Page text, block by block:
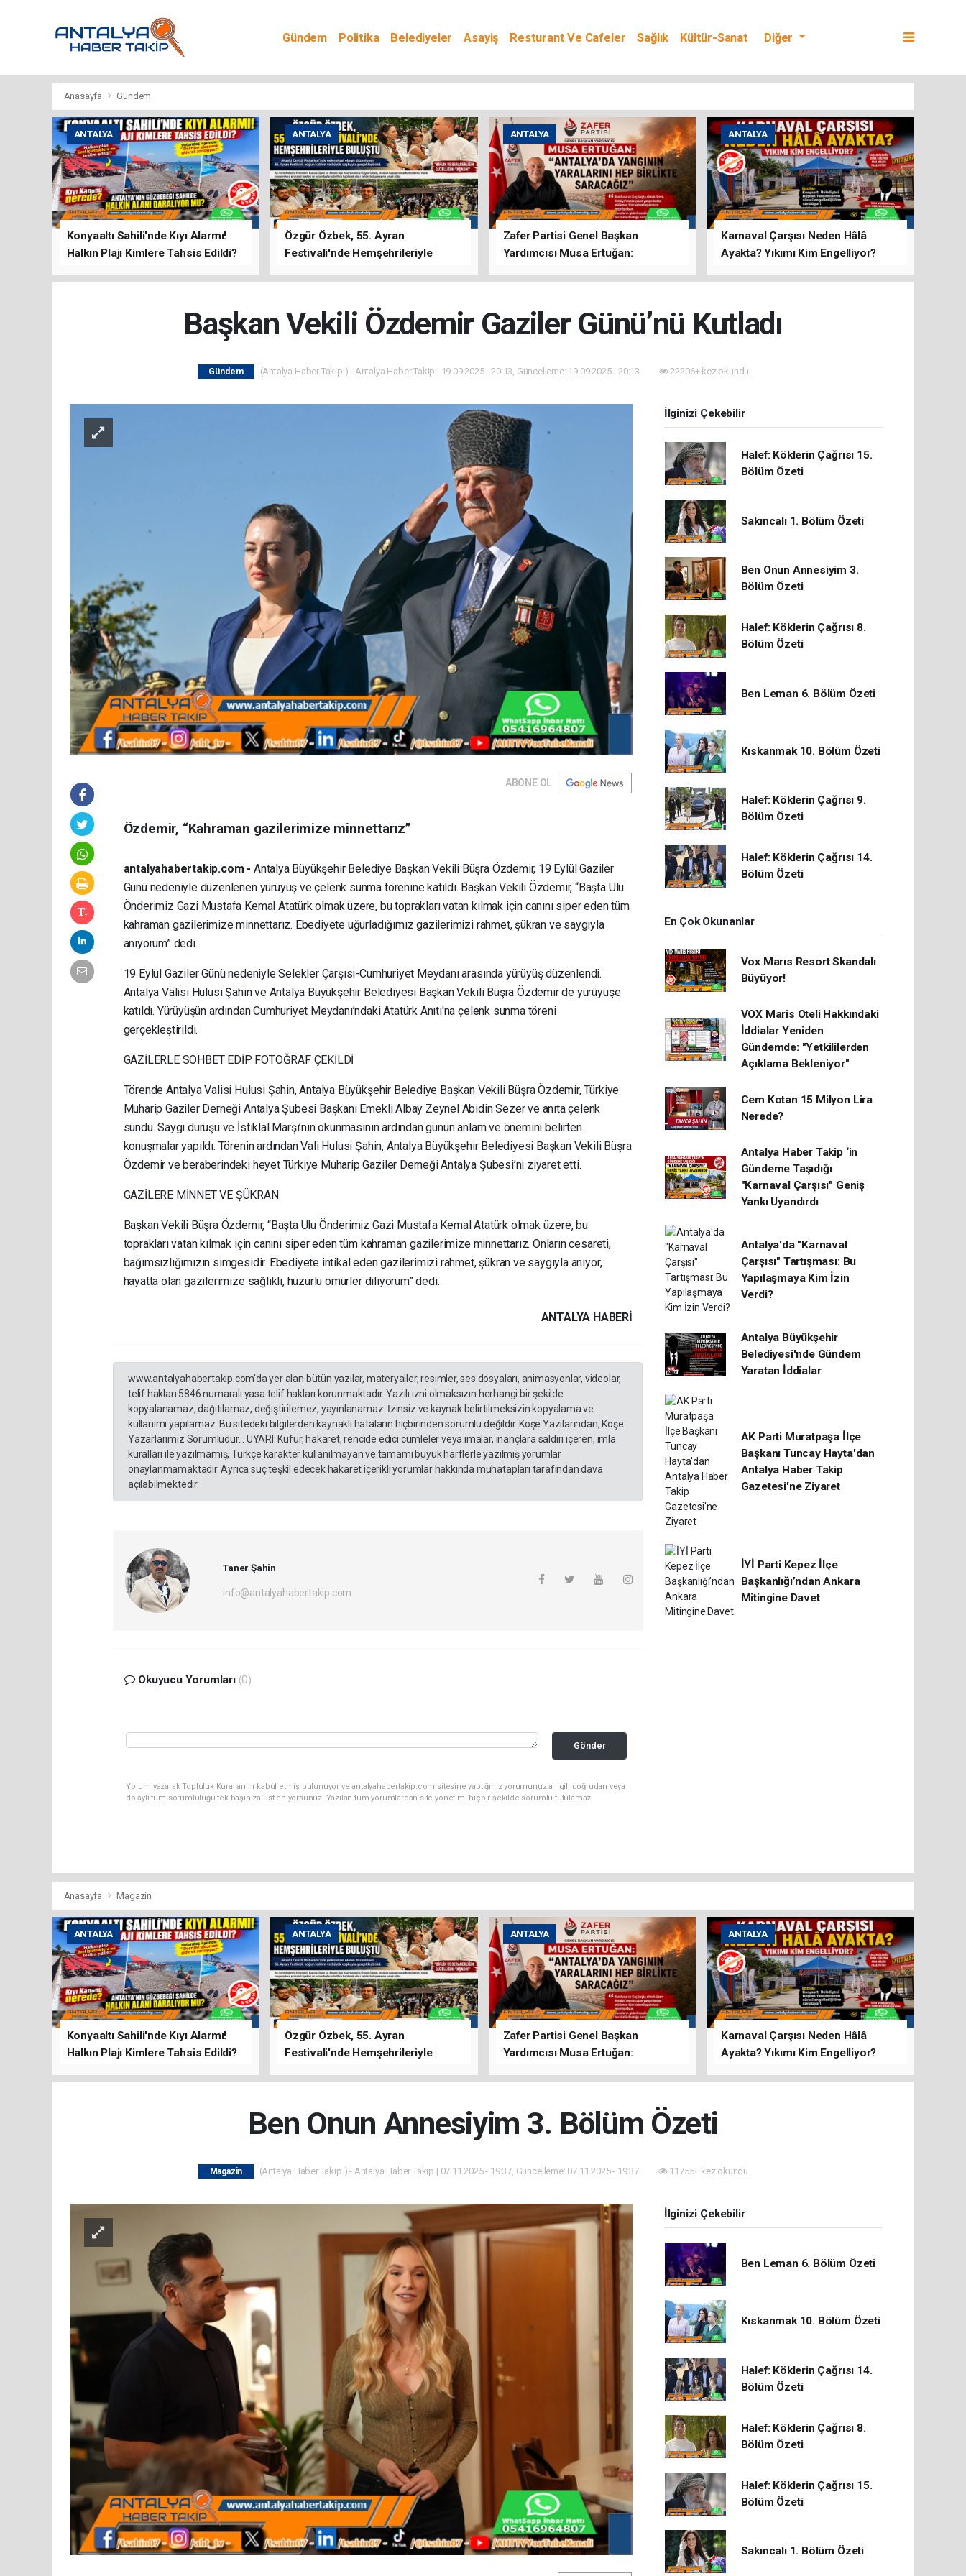
Gündem Politika Belediyeler Asayiş Resturant Ve Cafeler Sağlık
Kültür-Sanat
Diğer
Anasayfa Gündem
ANTALYA
Konyaaltı Sahili'nde Kıyı Alarmı!
Halkın Plajı Kimlere Tahsis Edildi?
ANTALYA
Özgür Özbek, 55. Ayran
Festivali'nde Hemşehrileriyle
ANTALYA
Zafer Partisi Genel Başkan
Yardımcısı Musa Ertuğan:
ANTALYA
Karnaval Çarşısı Neden Hâlâ
Ayakta? Yıkımı Kim Engelliyor?
Başkan Vekili Özdemir Gaziler Günü’nü Kutladı
Gündem (Antalya Haber Takip ) - Antalya Haber Takip | 19.09.2025 - 20:13, Güncelleme: 19.09.2025 - 20:13 22206+ kez okundu.
ABONE OL
Özdemir, “Kahraman gazilerimize minnettarız”
antalyahabertakip.com - Antalya Büyükşehir Belediye Başkan Vekili Büşra Özdemir, 19 Eylül Gaziler
Günü nedeniyle düzenlenen yürüyüş ve çelenk sunma törenine katıldı. Başkan Vekili Özdemir, “Başta Ulu
Önderimiz Gazi Mustafa Kemal Atatürk olmak üzere, bu toprakları vatan kılmak için canını siper eden tüm
kahraman gazilerimize minnettarız. Ebediyete uğurladığımız gazilerimizi rahmet, şükran ve saygıyla
anıyorum” dedi.
19 Eylül Gaziler Günü nedeniyle Selekler Çarşısı-Cumhuriyet Meydanı arasında yürüyüş düzenlendi.
Antalya Valisi Hulusi Şahin ve Antalya Büyükşehir Belediyesi Başkan Vekili Büşra Özdemir de yürüyüşe
katıldı. Yürüyüşün ardından Cumhuriyet Meydanı’ndaki Atatürk Anıtı'na çelenk sunma töreni
gerçekleştirildi.
GAZİLERLE SOHBET EDİP FOTOĞRAF ÇEKİLDİ
Törende Antalya Valisi Hulusi Şahin, Antalya Büyükşehir Belediye Başkan Vekili Büşra Özdemir, Türkiye
Muharip Gaziler Derneği Antalya Şubesi Başkanı Emekli Albay Zeynel Abidin Sezer ve anıta çelenk
sundu. Saygı duruşu ve İstiklal Marşı’nın okunmasının ardından günün anlam ve önemini belirten
konuşmalar yapıldı. Törenin ardından Vali Hulusi Şahin, Antalya Büyükşehir Belediyesi Başkan Vekili Büşra
Özdemir ve beraberindeki heyet Türkiye Muharip Gaziler Derneği Antalya Şubesi’ni ziyaret etti.
GAZİLERE MİNNET VE ŞÜKRAN
Başkan Vekili Büşra Özdemir, “Başta Ulu Önderimiz Gazi Mustafa Kemal Atatürk olmak üzere, bu
toprakları vatan kılmak için canını siper eden tüm kahraman gazilerimize minnettarız. Onların cesareti,
bağımsızlığımızın simgesidir. Ebediyete intikal eden gazilerimizi rahmet, şükran ve saygıyla anıyor,
hayatta olan gazilerimize sağlıklı, huzurlu ömürler diliyorum” dedi.
ANTALYA HABERİ
www.antalyahabertakip.com'da yer alan bütün yazılar, materyaller, resimler, ses dosyaları, animasyonlar, videolar,
telif hakları 5846 numaralı yasa telif hakları korunmaktadır. Yazılı izni olmaksızın herhangi bir şekilde
kopyalanamaz, dağıtılamaz, değiştirilemez, yayınlanamaz. İzinsiz ve kaynak belirtilmeksizin kopyalama ve
kullanımı yapılamaz. Bu sitedeki bilgilerden kaynaklı hataların hiçbirinden sorumlu değildir. Köşe Yazılarından, Köşe
Yazarlarımız Sorumludur... UYARI: Küfür, hakaret, rencide edici cümleler veya imalar, inançlara saldırı içeren, imla
kuralları ile yazılmamış, Türkçe karakter kullanılmayan ve tamamı büyük harflerle yazılmış yorumlar
onaylanmamaktadır. Ayrıca suç teşkil edecek hakaret içerikli yorumlar hakkında muhatapları tarafından dava
açılabilmektedir.
Taner Şahin
info@antalyahabertakip.com
Okuyucu Yorumları (0)
Gönder
Yorum yazarak Topluluk Kuralları’nı kabul etmiş bulunuyor ve antalyahabertakip.com sitesine yaptığınız yorumunuzla ilgili doğrudan veya
dolaylı tüm sorumluluğu tek başınıza üstleniyorsunuz. Yazılan tüm yorumlardan site yönetimi hiçbir şekilde sorumlu tutulamaz.
İlginizi Çekebilir
Halef: Köklerin Çağrısı 15.
Bölüm Özeti
Sakıncalı 1. Bölüm Özeti
Ben Onun Annesiyim 3.
Bölüm Özeti
Halef: Köklerin Çağrısı 8.
Bölüm Özeti
Ben Leman 6. Bölüm Özeti
Kıskanmak 10. Bölüm Özeti
Halef: Köklerin Çağrısı 9.
Bölüm Özeti
Halef: Köklerin Çağrısı 14.
Bölüm Özeti
En Çok Okunanlar
Vox Marıs Resort Skandalı
Büyüyor!
VOX Maris Oteli Hakkındaki
İddialar Yeniden
Gündemde: "Yetkililerden
Açıklama Bekleniyor"
Cem Kotan 15 Milyon Lira
Nerede?
Antalya Haber Takip ‘in
Gündeme Taşıdığı
"Karnaval Çarşısı" Geniş
Yankı Uyandırdı
Antalya'da "Karnaval
Çarşısı" Tartışması: Bu
Yapılaşmaya Kim İzin
Verdi?
Antalya Büyükşehir
Belediyesi'nde Gündem
Yaratan İddialar
AK Parti Muratpaşa İlçe
Başkanı Tuncay Hayta'dan
Antalya Haber Takip
Gazetesi'ne Ziyaret
İYİ Parti Kepez İlçe
Başkanlığı’ndan Ankara
Mitingine Davet
Anasayfa Magazin
ANTALYA
Konyaaltı Sahili'nde Kıyı Alarmı!
Halkın Plajı Kimlere Tahsis Edildi?
ANTALYA
Özgür Özbek, 55. Ayran
Festivali'nde Hemşehrileriyle
ANTALYA
Zafer Partisi Genel Başkan
Yardımcısı Musa Ertuğan:
ANTALYA
Karnaval Çarşısı Neden Hâlâ
Ayakta? Yıkımı Kim Engelliyor?
Ben Onun Annesiyim 3. Bölüm Özeti
Magazin (Antalya Haber Takip ) - Antalya Haber Takip | 07.11.2025 - 19:37, Güncelleme: 07.11.2025 - 19:37 11755+ kez okundu.
İlginizi Çekebilir
Ben Leman 6. Bölüm Özeti
Kıskanmak 10. Bölüm Özeti
Halef: Köklerin Çağrısı 14.
Bölüm Özeti
Halef: Köklerin Çağrısı 8.
Bölüm Özeti
Halef: Köklerin Çağrısı 15.
Bölüm Özeti
Sakıncalı 1. Bölüm Özeti